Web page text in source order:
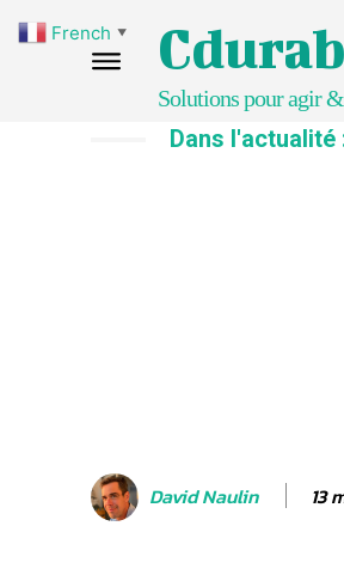
Solutions pour agir
Dans l'actualité
David Naulin 13
French ▼